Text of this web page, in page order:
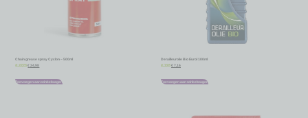
Chain grease spray Cyclon – 500ml
€27,75 €24,98
Toevoegen aan winkelwagen
Derailleurolie Bio Eurol 100ml
€ 7,95 €7,16
Toevoegen aan winkelwagen